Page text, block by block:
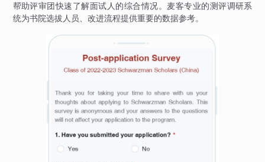
帮助评审团快速了解面试人的综合情况。麦客专业的测评调研系
统为书院选拔人员、改进流程提供重要的数据参考。